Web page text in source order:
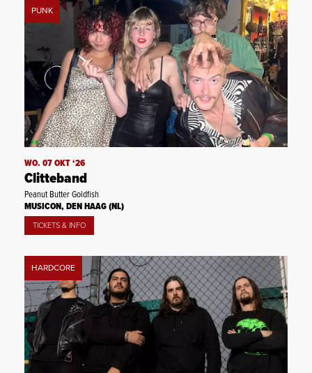
PUNK
WO. 07 OKT ‘26
Clitteband
Peanut Butter Goldfish
MUSICON, DEN HAAG (NL)
TICKETS & INFO
HARDCORE